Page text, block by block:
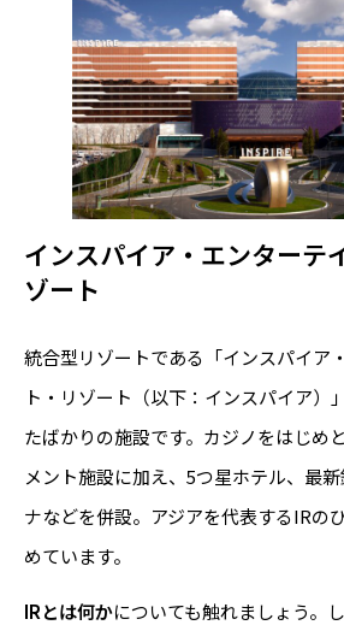
インスパイア・エンターテ
ゾート
統合型リゾートである「インスパイア
ト・リゾート（以下：インスパイア）
たばかりの施設です。カジノをはじめ
メント施設に加え、5つ星ホテル、最
ナなどを併設。アジアを代表するIRの
めています。
IRとは何かについても触れましょう。